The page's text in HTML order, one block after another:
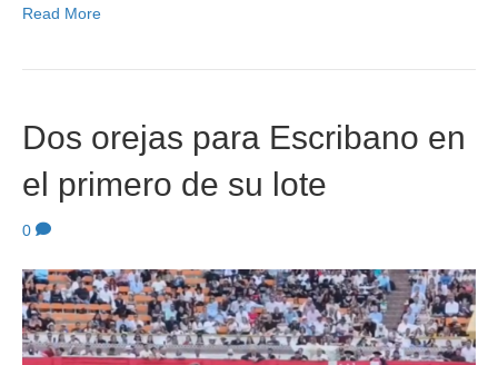
Read More
Dos orejas para Escribano en
el primero de su lote
0